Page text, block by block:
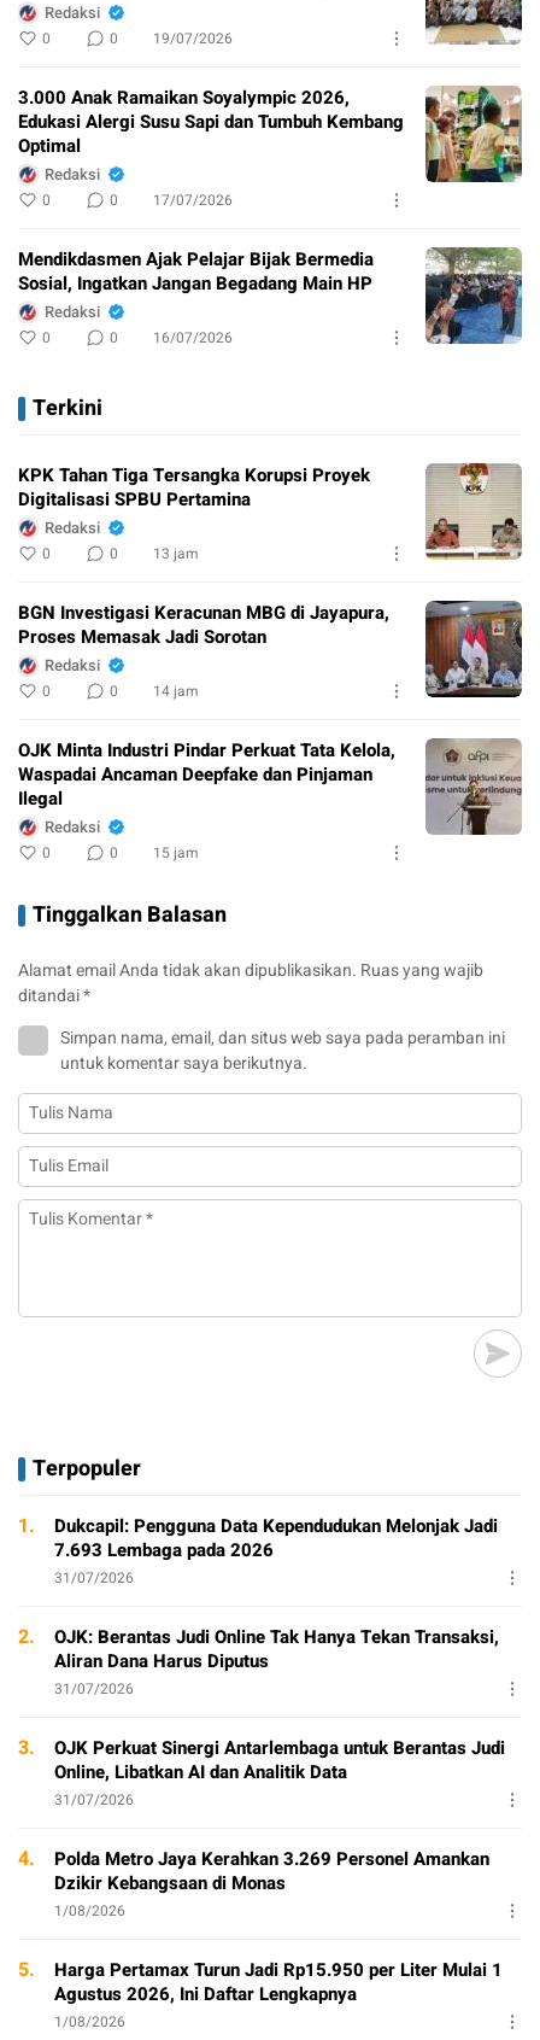
Redaksi
0 0 19/07/2026
3.000 Anak Ramaikan Soyalympic 2026,
Edukasi Alergi Susu Sapi dan Tumbuh Kembang
Optimal
Redaksi
0 0 17/07/2026
Mendikdasmen Ajak Pelajar Bijak Bermedia
Sosial, Ingatkan Jangan Begadang Main HP
Redaksi
0 0 16/07/2026
Terkini
KPK Tahan Tiga Tersangka Korupsi Proyek
Digitalisasi SPBU Pertamina
Redaksi
0 0 13 jam
BGN Investigasi Keracunan MBG di Jayapura,
Proses Memasak Jadi Sorotan
Redaksi
0 0 14 jam
OJK Minta Industri Pindar Perkuat Tata Kelola,
Waspadai Ancaman Deepfake dan Pinjaman
Ilegal
Redaksi
0 0 15 jam
Tinggalkan Balasan
Alamat email Anda tidak akan dipublikasikan. Ruas yang wajib
ditandai*
Simpan nama, email, dan situs web saya pada peramban ini
untuk komentar saya berikutnya.
Terpopuler
1.
Dukcapil: Pengguna Data Kependudukan Melonjak Jadi
7.693 Lembaga pada 2026
31/07/2026
2.
OJK: Berantas Judi Online Tak Hanya Tekan Transaksi,
Aliran Dana Harus Diputus
31/07/2026
3.
OJK Perkuat Sinergi Antarlembaga untuk Berantas Judi
Online, Libatkan AI dan Analitik Data
31/07/2026
4.
Polda Metro Jaya Kerahkan 3.269 Personel Amankan
Dzikir Kebangsaan di Monas
1/08/2026
5.
Harga Pertamax Turun Jadi Rp15.950 per Liter Mulai 1
Agustus 2026, Ini Daftar Lengkapnya
1/08/2026